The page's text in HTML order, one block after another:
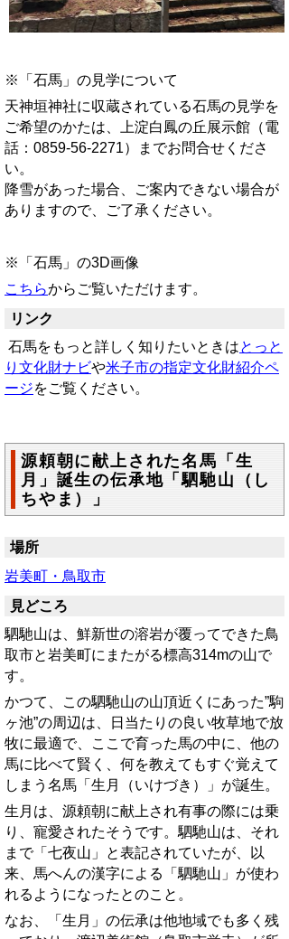
※「石馬」の見学について
天神垣神社に収蔵されている石馬の見学を
ご希望のかたは、上淀白鳳の丘展示館（電
話：0859‐56‐2271）までお問合せくださ
い。
降雪があった場合、ご案内できない場合が
ありますので、ご了承ください。
※「石馬」の3D画像
こちらからご覧いただけます。
リンク
石馬をもっと詳しく知りたいときはとっと
り文化財ナビや米子市の指定文化財紹介ペ
ージをご覧ください。
源頼朝に献上された名馬「生
月」誕生の伝承地「駟馳山（し
ちやま）」
場所
岩美町・鳥取市
見どころ
駟馳山は、鮮新世の溶岩が覆ってできた鳥
取市と岩美町にまたがる標高314mの山で
す。
かつて、この駟馳山の山頂近くにあった”駒
ヶ池”の周辺は、日当たりの良い牧草地で放
牧に最適で、ここで育った馬の中に、他の
馬に比べて賢く、何を教えてもすぐ覚えて
しまう名馬「生月（いけづき）」が誕生。
生月は、源頼朝に献上され有事の際には乗
り、寵愛されたそうです。駟馳山は、それ
まで「七夜山」と表記されていたが、以
来、馬へんの漢字による「駟馳山」が使わ
れるようになったとのこと。
なお、「生月」の伝承は他地域でも多く残